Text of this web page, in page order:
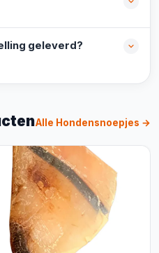
geleverd?
Alle Hondensnoepjes →